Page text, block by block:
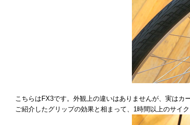
こちらはFX3です。外観上の違いはありませんが、実は
ご紹介したグリップの効果と相まって、1時間以上のサイ